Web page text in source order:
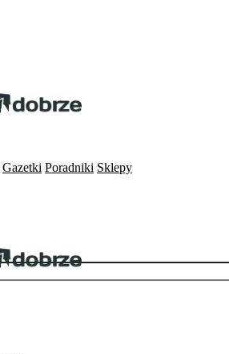
Gazetki Poradniki Sklepy